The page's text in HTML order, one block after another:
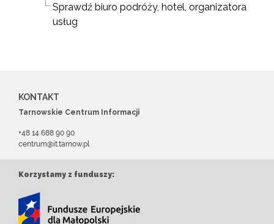
Sprawdź biuro podróży, hotel, organizatora
usług
KONTAKT
Tarnowskie Centrum Informacji
+48 14 688 90 90
centrum@it.tarnow.pl
Korzystamy z funduszy: